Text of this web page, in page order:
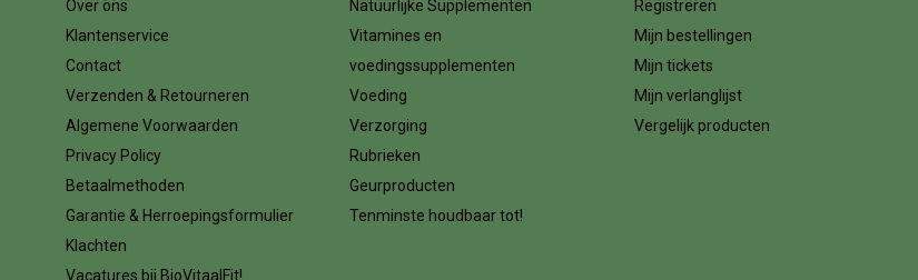
Over ons
Klantenservice
Contact
Verzenden & Retourneren
Algemene Voorwaarden
Privacy Policy
Betaalmethoden
Garantie & Herroepingsformulier
Klachten
Vacatures bij BioVitaalFit!
Natuurlijke Supplementen
Vitamines en
voedingssupplementen
Voeding
Verzorging
Rubrieken
Geurproducten
Tenminste houdbaar tot!
Registreren
Mijn bestellingen
Mijn tickets
Mijn verlanglijst
Vergelijk producten